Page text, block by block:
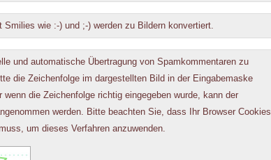
Smilies wie :-) und ;-) werden zu Bildern konvertiert.
und automatische Übertragung von Spamkommentaren zu
die Zeichenfolge im dargestellten Bild in der Eingabemaske
wenn die Zeichenfolge richtig eingegeben wurde, kann der
werden. Bitte beachten Sie, dass Ihr Browser Cookies
um dieses Verfahren anzuwenden.